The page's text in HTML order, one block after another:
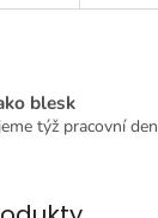
blesk
týž pracovní den